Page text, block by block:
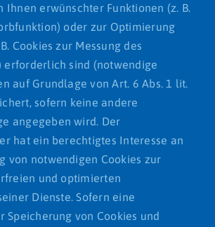
Ihnen erwünschter Funktionen (z. B.
oder zur Optimierung
Cookies zur Messung des
erforderlich sind (notwendige
auf Grundlage von Art. 6 Abs. 1 lit.
sofern keine andere
angegeben wird. Der
hat ein berechtigtes Interesse an
von notwendigen Cookies zur
und optimierten
Dienste. Sofern eine
Speicherung von Cookies und